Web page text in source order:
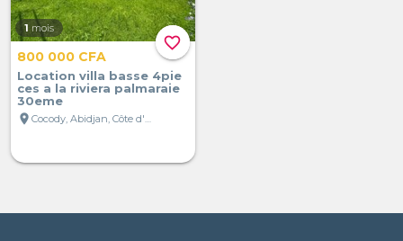
favorite_border
1 mois
800 000 CFA
Location villa basse 4pie
ces a la riviera palmaraie
30eme
location_on